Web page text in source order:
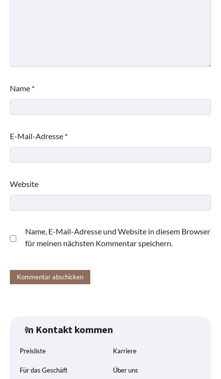
Name *
E-Mail-Adresse *
Website
Name, E-Mail-Adresse und Website in diesem Browser
für meinen nächsten Kommentar speichern.
In Kontakt kommen
Preisliste Karriere
Für das Geschäft Über uns